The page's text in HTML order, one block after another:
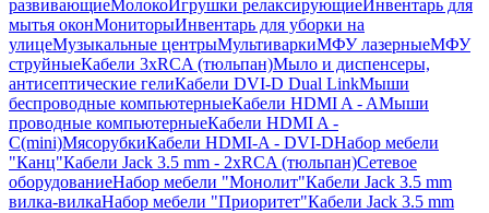
развивающиеМолокоИгрушки релаксирующиеИнвентарь для
мытья оконМониторыИнвентарь для уборки на
улицеМузыкальные центрыМультиваркиМФУ лазерныеМФУ
струйныеКабели 3xRCA (тюльпан)Мыло и диспенсеры,
антисептические гелиКабели DVI-D Dual LinkМыши
беспроводные компьютерныеКабели HDMI A - AМыши
проводные компьютерныеКабели HDMI A -
C(mini)МясорубкиКабели HDMI-A - DVI-DНабор мебели
"Канц"Кабели Jack 3.5 mm - 2xRCA (тюльпан)Сетевое
оборудованиеНабор мебели "Монолит"Кабели Jack 3.5 mm
вилка-вилкаНабор мебели "Приоритет"Кабели Jack 3.5 mm